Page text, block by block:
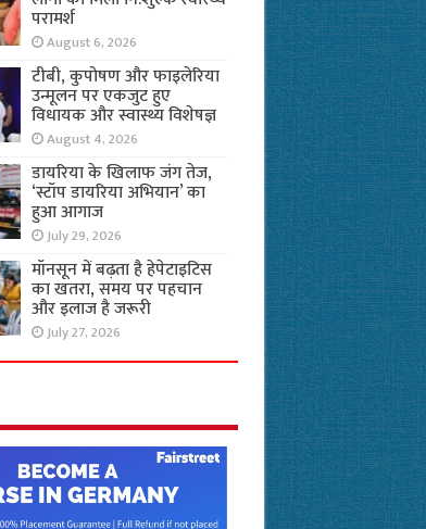
परामर्श
August 6, 2026
टीबी, कुपोषण और फाइलेरिया
उन्मूलन पर एकजुट हुए
विधायक और स्वास्थ्य विशेषज्ञ
August 4, 2026
डायरिया के खिलाफ जंग तेज,
‘स्टॉप डायरिया अभियान’ का
हुआ आगाज
July 29, 2026
मॉनसून में बढ़ता है हेपेटाइटिस
का खतरा, समय पर पहचान
और इलाज है जरूरी
July 27, 2026